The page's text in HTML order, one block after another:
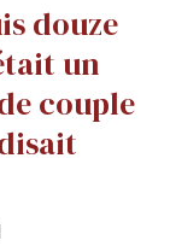
douze
un
couple